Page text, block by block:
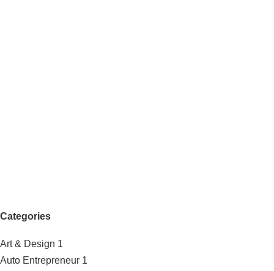
Categories
Art & Design 1
Auto Entrepreneur 1